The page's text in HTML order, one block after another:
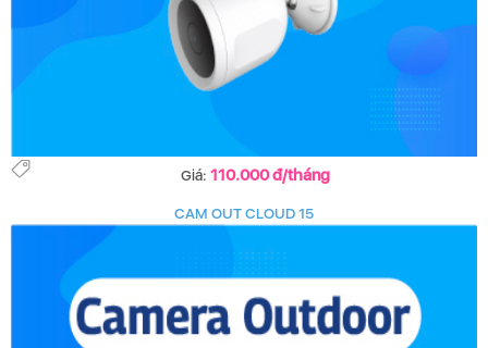
Giá:110.000 đ/tháng
CAM OUT CLOUD 15